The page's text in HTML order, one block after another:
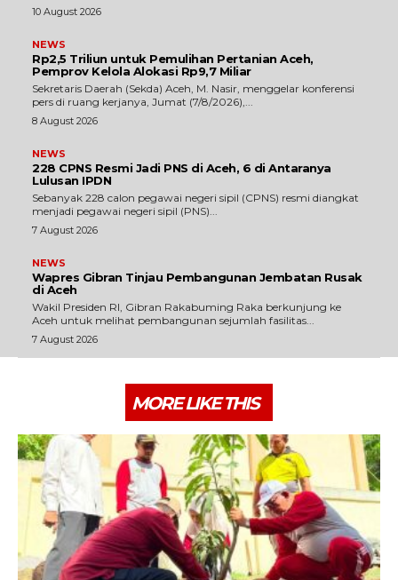
10 August 2026
NEWS
Rp2,5 Triliun untuk Pemulihan Pertanian Aceh,
Pemprov Kelola Alokasi Rp9,7 Miliar
‎Sekretaris Daerah (Sekda) Aceh, M. Nasir, menggelar konferensi
pers di ruang kerjanya, Jumat (7/8/2026),...
8 August 2026
NEWS
228 CPNS Resmi Jadi PNS di Aceh, 6 di Antaranya
Lulusan IPDN
Sebanyak 228 calon pegawai negeri sipil (CPNS) resmi diangkat
menjadi pegawai negeri sipil (PNS)...
7 August 2026
NEWS
Wapres Gibran Tinjau Pembangunan Jembatan Rusak
di Aceh
Wakil Presiden RI, Gibran Rakabuming Raka berkunjung ke
Aceh untuk melihat pembangunan sejumlah fasilitas...
7 August 2026
MORE LIKE THIS